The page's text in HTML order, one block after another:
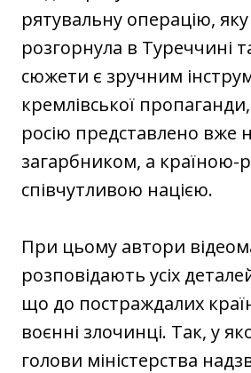
рятувальну операцію, яку
розгорнула в Туреччині
сюжети є зручним
кремлівської
росію представлено вже
загарбником, а країною-
співчутливою нацією.
При цьому автори
розповідають усіх
що до постраждалих
воєнні злочинці. Так, у
голови міністерства